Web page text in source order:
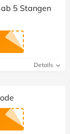
5 Stangen
Details